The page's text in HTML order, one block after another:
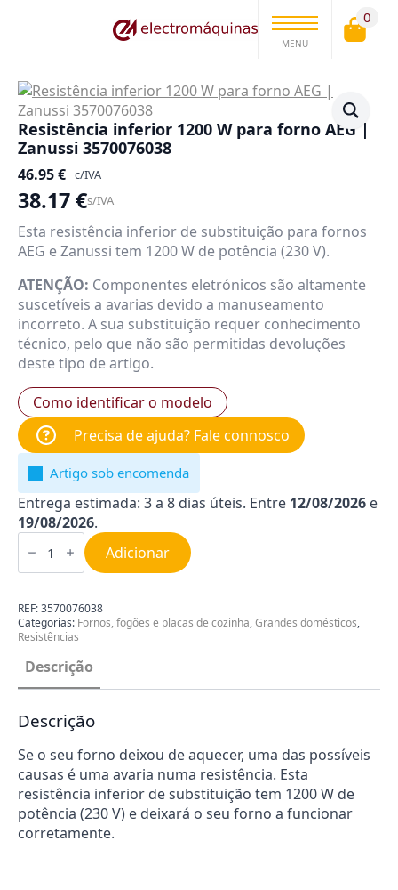
MENU
0
Resistência inferior 1200 W para forno AEG |
Zanussi 3570076038
46.95€ c/IVA
38.17€s/IVA
Esta resistência inferior de substituição para fornos
AEG e Zanussi tem 1200 W de potência (230 V).
ATENÇÃO: Componentes eletrónicos são altamente
suscetíveis a avarias devido a manuseamento
incorreto. A sua substituição requer conhecimento
técnico, pelo que não são permitidas devoluções
deste tipo de artigo.
Como identificar o modelo
Precisa de ajuda? Fale connosco
Artigo sob encomenda
Entrega estimada: 3 a 8 dias úteis. Entre 12/08/2026 e
19/08/2026.
Quantidade
de
inferior
W
para
forno
AEG
Zanussi
3570076038
Adicionar
REF:3570076038
Categorias: Fornos, fogões e placas de cozinha,Grandes domésticos,
Resistências
Descrição
Descrição
Se o seu forno deixou de aquecer, uma das possíveis
causas é uma avaria numa resistência. Esta
resistência inferior de substituição tem 1200 W de
potência (230 V) e deixará o seu forno a funcionar
corretamente.